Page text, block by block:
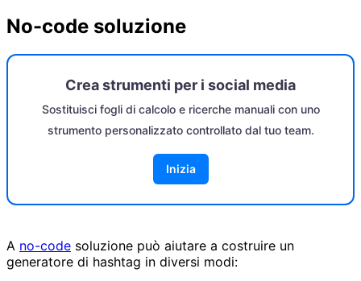
No-code soluzione
Crea strumenti per i social media
Sostituisci fogli di calcolo e ricerche manuali con uno
strumento personalizzato controllato dal tuo team.
Inizia
A no-code soluzione può aiutare a costruire un
generatore di hashtag in diversi modi: